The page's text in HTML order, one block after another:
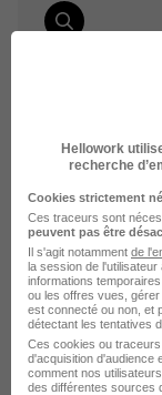
DÉPOSEZ
Rendez votre
recruteurs de
Hellowork
recherche
Cookies strictement
Ces traceurs sont
peuvent pas être
Il s'agit notamment de
la session de
informations
ou les offres vues,
est connecté ou non, et
détectant les tentatives
Ces cookies ou
d'acquisition d'audience
comment nos
des différentes sources